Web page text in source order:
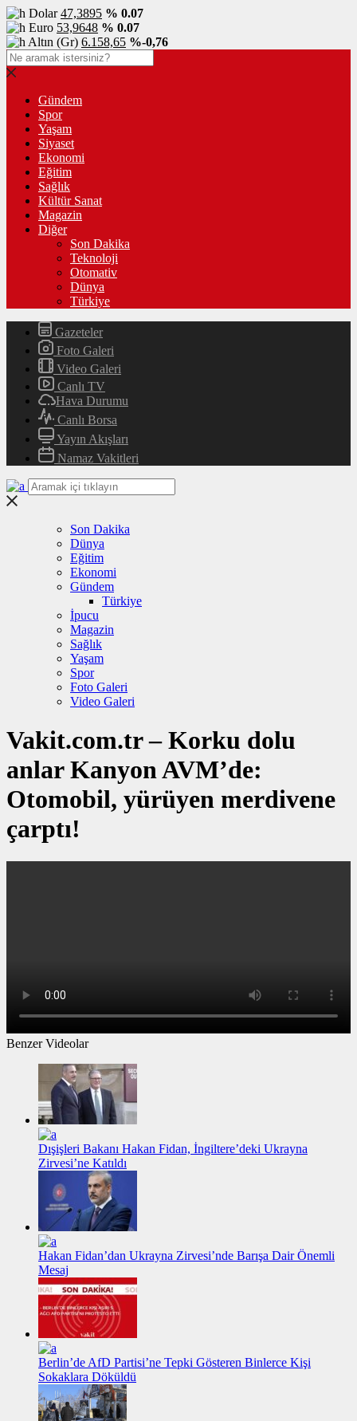
Dolar47,3895 % 0.07
Euro 53,9648 % 0.07
Altın (Gr) 6.158,65 %-0,76
Gündem
Spor
Yaşam
Siyaset
Ekonomi
Eğitim
Sağlık
Kültür Sanat
Magazin
Diğer
Son Dakika
Teknoloji
Otomativ
Dünya
Türkiye
Gazeteler
Foto Galeri
Video Galeri
Canlı TV
Hava Durumu
Canlı Borsa
Yayın Akışları
Namaz Vakitleri
Son Dakika
Dünya
Eğitim
Ekonomi
Gündem
Türkiye
İpucu
Magazin
Sağlık
Yaşam
Spor
Foto Galeri
Video Galeri
Vakit.com.tr – Korku dolu
anlar Kanyon AVM’de:
Otomobil, yürüyen merdivene
çarptı!
Benzer Videolar
Dışişleri Bakanı Hakan Fidan, İngiltere’deki Ukrayna
Zirvesi’ne Katıldı
Hakan Fidan’dan Ukrayna Zirvesi’nde Barışa Dair Önemli
Mesaj
Berlin’de AfD Partisi’ne Tepki Gösteren Binlerce Kişi
Sokaklara Döküldü